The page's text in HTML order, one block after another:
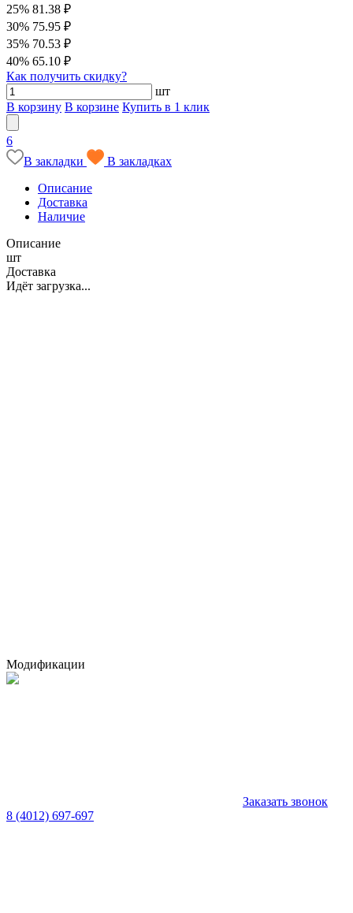
25% 81.38 ₽
30% 75.95 ₽
35% 70.53 ₽
40% 65.10 ₽
Как получить скидку?
шт
В корзину В корзине Купить в 1 клик
6
В закладки
В закладках
Описание
Доставка
Наличие
Описание
шт
Доставка
Идёт загрузка...
Модификации
Заказать звонок
8 (4012) 697-697